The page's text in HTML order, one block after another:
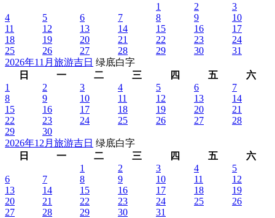
1
2
3
4
5 6 7 8 9
10
11
12 13 14 15 16
17
18
19 20 21 22 23
24
25
26 27 28 29 30
31
2026年11月旅游吉日 绿底白字
日
一 二 三 四 五
六
1
2 3 4 5 6
7
8
9 10 11 12 13
14
15
16 17 18 19 20
21
22
23 24 25 26 27
28
29
30
2026年12月旅游吉日 绿底白字
日
一 二 三 四 五
六
1
2 3 4
5
6
7 8 9 10 11
12
13
14 15 16 17 18
19
20
21 22 23 24 25
26
27
28 29 30 31